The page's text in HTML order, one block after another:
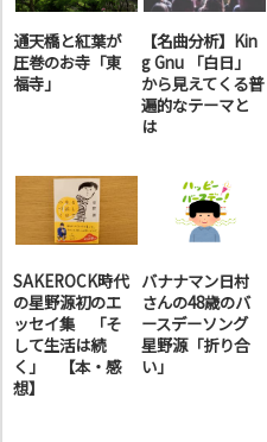
通天橋と紅葉が
圧巻のお寺「東
福寺」
【名曲分析】Kin
g Gnu 「白日」
から見えてくる普
遍的なテーマと
は
SAKEROCK時代
の星野源初のエ
ッセイ集 「そ
して生活は続
く」 【本・感
想】
バナナマン日村
さんの48歳のバ
ースデーソング
星野源「折り合
い」